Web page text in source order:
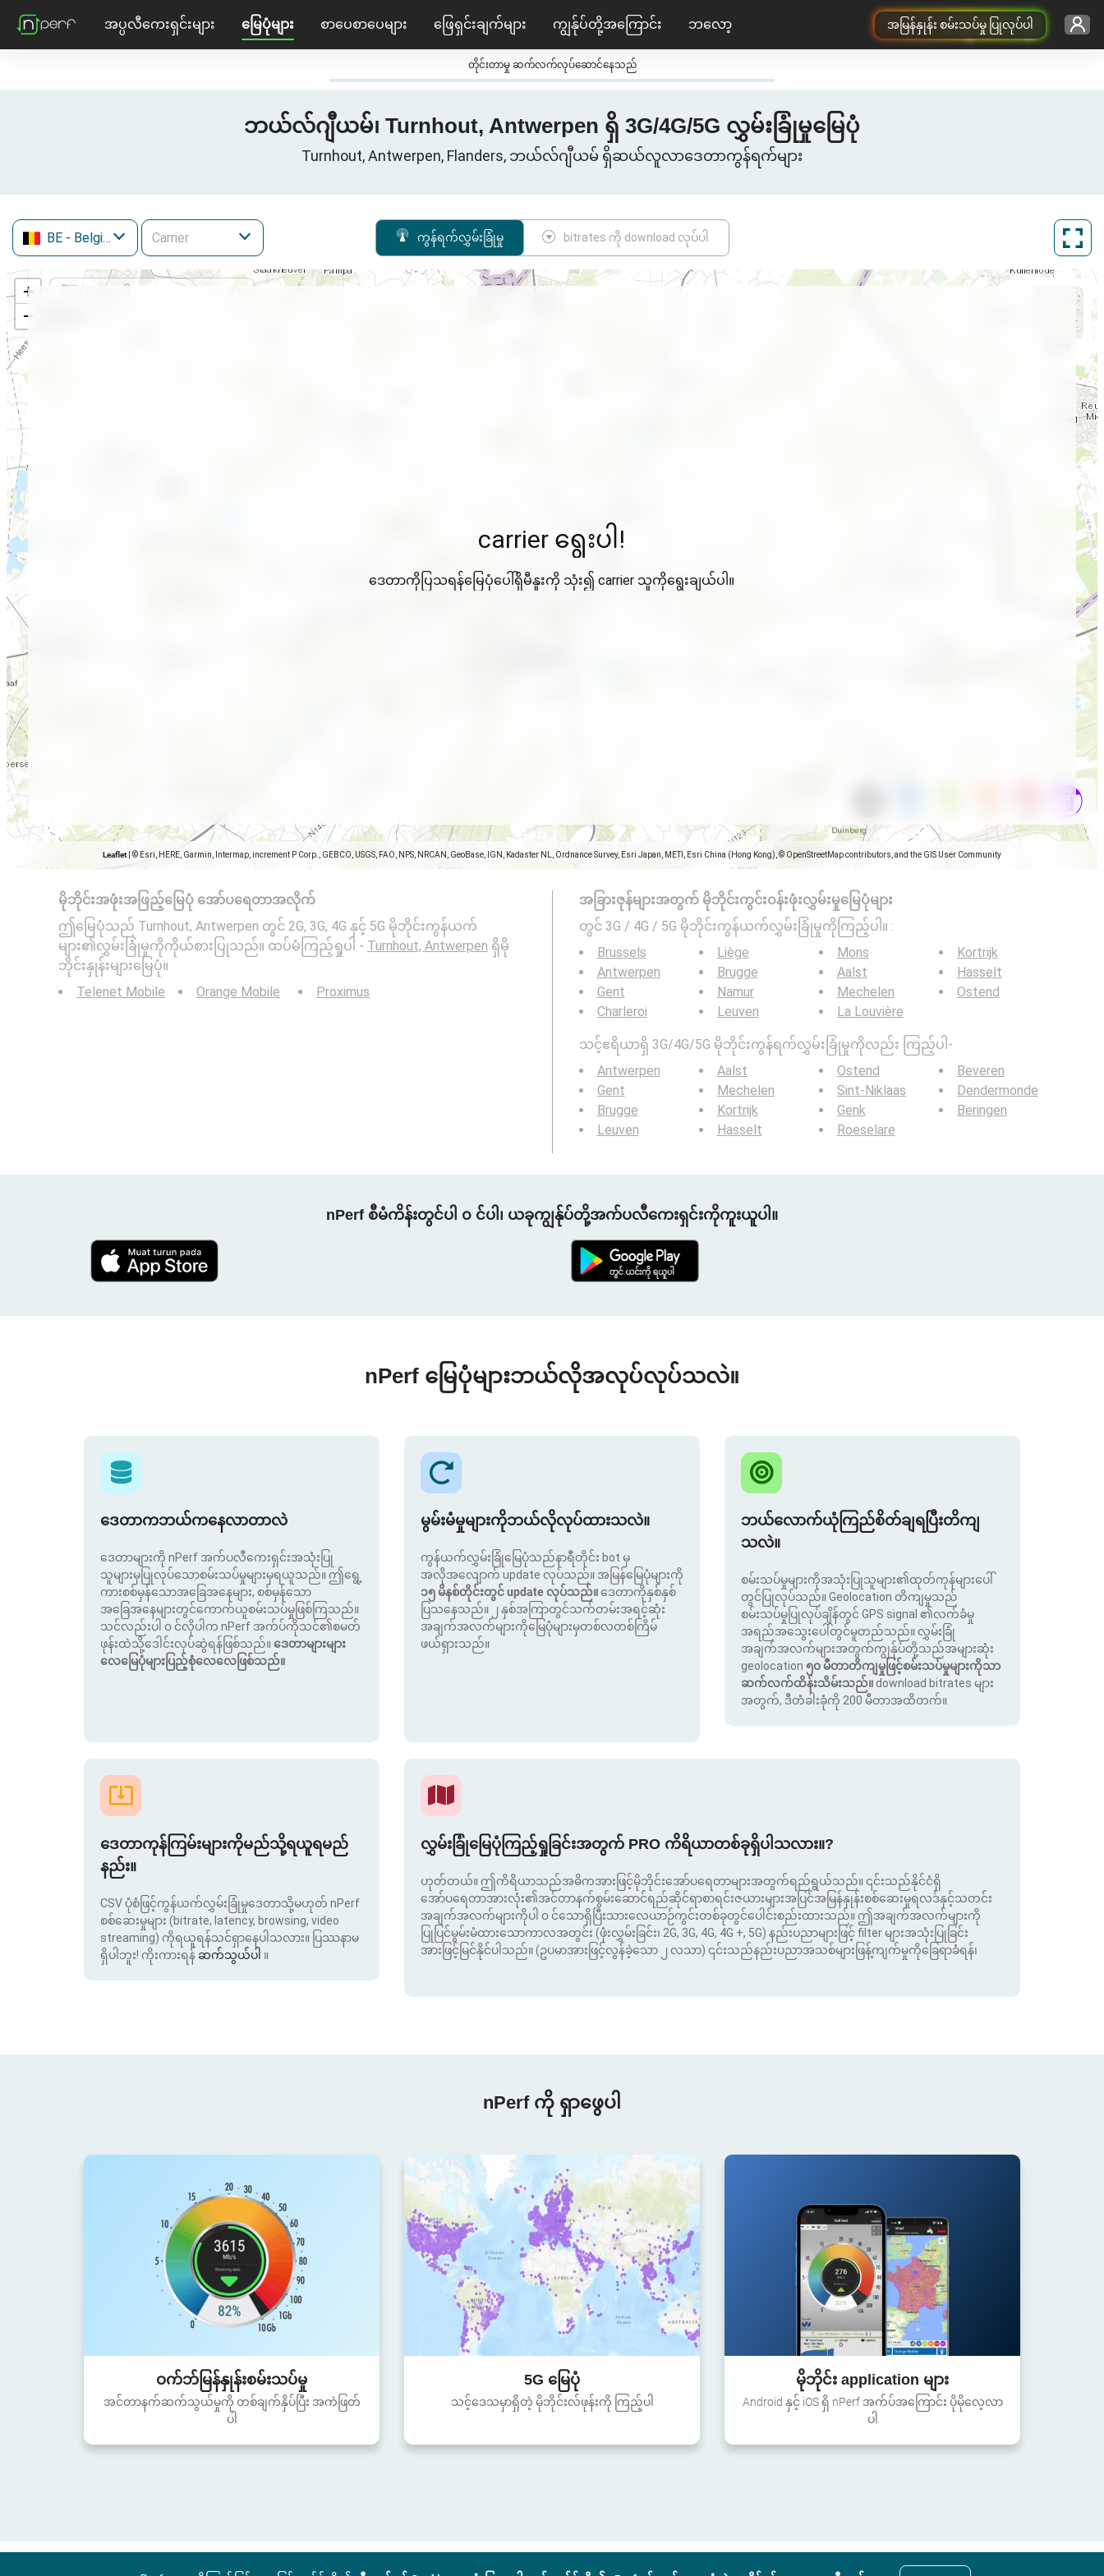
အမြန်နှုန်း စမ်းသပ်မှု ပြုလုပ်ပါ
အပ္ပလီကေးရှင်းများ မြေပုံများ စာပေစာပေများ ဖြေရှင်းချက်များ ကျွန်ုပ်တို့အကြောင်း ဘလော့
တိုင်းတာမှု ဆက်လက်လုပ်ဆောင်နေသည်
ဘယ်လ်ဂျီယမ်၊ Turnhout, Antwerpen ရှိ 3G/4G/5G လွှမ်းခြုံမှုမြေပုံ
Turnhout, Antwerpen, Flanders, ဘယ်လ်ဂျီယမ် ရှိဆယ်လူလာဒေတာကွန်ရက်များ
BE - Belgium ကွန်ရက်လွှမ်းခြုံမှု bitrates ကို download လုပ်ပါ
+
−
Leaflet © Esri, HERE, Garmin, Intermap, increment P Corp., GEBCO, USGS, FAO, NPS, NRCAN, GeoBase, IGN, Kadaster NL, Ordnance Survey, Esri Japan, METI, Esri China (Hong Kong), © OpenStreetMap contributors, and the GIS User Community
carrier ရွေးပါ!
ဒေတာကိုပြသရန်မြေပုံပေါ်ရှိမီနူးကို သုံး၍ carrier သူကိုရွေးချယ်ပါ။
မိုဘိုင်းအဖုံးအဖြည့်မြေပုံ အော်ပရေတာအလိုက်
ဤမြေပုံသည် Turnhout, Antwerpen တွင် 2G, 3G, 4G နှင့် 5G မိုဘိုင်းကွန်ယက်
များ၏လွှမ်းခြုံမှုကိုကိုယ်စားပြုသည်။ ထပ်မံကြည့်ရှုပါ - Turnhout, Antwerpen ရှိမို
ဘိုင်းနှုန်းများမြေပုံ။
Telenet Mobile
Orange Mobile Proximus
အခြားဇုန်များအတွက် မိုဘိုင်းကွင်းဝန်းဖုံးလွှမ်းမှုမြေပုံများ
တွင် 3G / 4G / 5G မိုဘိုင်းကွန်ယက်လွှမ်းခြုံမှုကိုကြည့်ပါ။ :
Brussels
Antwerpen
Gent
Charleroi
Liège
Brugge
Namur
Leuven
Mons
Aalst
Mechelen
La Louvière
Kortrijk
Hasselt
Ostend
သင့်ဧရိယာရှိ 3G/4G/5G မိုဘိုင်းကွန်ရက်လွှမ်းခြုံမှုကိုလည်း ကြည့်ပါ-
Antwerpen
Gent
Brugge
Leuven
Aalst
Mechelen
Kortrijk
Hasselt
Ostend
Sint-Niklaas
Genk
Roeselare
Beveren
Dendermonde
Beringen
nPerf စီမံကိန်းတွင်ပါ ၀ င်ပါ၊ ယခုကျွန်ုပ်တို့အက်ပလီကေးရှင်းကိုကူးယူပါ။
nPerf မြေပုံများဘယ်လိုအလုပ်လုပ်သလဲ။
ဒေတာကဘယ်ကနေလာတာလဲ
ဒေတာများကို nPerf အက်ပလီကေးရှင်းအသုံးပြု
သူများမှပြုလုပ်သောစမ်းသပ်မှုများမှရယူသည်။ ဤရွေ့
ကားစစ်မှန်သောအခြေအနေများ, စစ်မှန်သော
အခြေအနေများတွင်ကောက်ယူစမ်းသပ်မှုဖြစ်ကြသည်။
သင်လည်းပါ ၀ င်လိုပါက nPerf အက်ပ်ကိုသင်၏စမတ်
ဖုန်းထဲသို့ဒေါင်းလုပ်ဆွဲရန်ဖြစ်သည်။ဒေတာများများ
လေမြေပုံများပြည့်စုံလေလေဖြစ်သည်။
မွမ်းမံမှုများကိုဘယ်လိုလုပ်ထားသလဲ။
ကွန်ယက်လွှမ်းခြုံမြေပုံသည်နာရီတိုင်း bot မှ
အလိုအလျောက် update လုပ်သည်။ အမြန်မြေပုံများကို
၁၅ မိနစ်တိုင်းတွင် update လုပ်သည်။ဒေတာကိုနှစ်နှစ်
ပြသနေသည်။ ၂ နှစ်အကြာတွင်သက်တမ်းအရင့်ဆုံး
အချက်အလက်များကိုမြေပုံများမှတစ်လတစ်ကြိမ်
ဖယ်ရှားသည်။
ဘယ်လောက်ယုံကြည်စိတ်ချရပြီးတိကျ
သလဲ။
စမ်းသပ်မှုများကိုအသုံးပြုသူများ၏ထုတ်ကုန်များပေါ်
တွင်ပြုလုပ်သည်။ Geolocation တိကျမှုသည်
စမ်းသပ်မှုပြုလုပ်ချိန်တွင် GPS signal ၏လက်ခံမှု
အရည်အသွေးပေါ်တွင်မူတည်သည်။ လွှမ်းခြုံ
အချက်အလက်များအတွက်ကျွန်ုပ်တို့သည်အများဆုံး
geolocation ၅၀ မီတာတိကျမှုဖြင့်စမ်းသပ်မှုများကိုသာ
ဆက်လက်ထိန်းသိမ်းသည်။ download bitrates များ
အတွက်, ဒီတံခါးခုံကို 200 မီတာအထိတက်။
ဒေတာကုန်ကြမ်းများကိုမည်သို့ရယူရမည်
နည်း။
CSV ပုံစံဖြင့်ကွန်ယက်လွှမ်းခြုံမှုဒေတာသို့မဟုတ် nPerf
စစ်ဆေးမှုများ (bitrate, latency, browsing, video
streaming) ကိုရယူရန်သင်ရှာနေပါသလား။ ပြဿနာမ
ရှိပါဘူး! ကိုးကားရန်ဆက်သွယ်ပါ ။
လွှမ်းခြုံမြေပုံကြည့်ရှုခြင်းအတွက် PRO ကိရိယာတစ်ခုရှိပါသလား။?
ဟုတ်တယ်။ ဤကိရိယာသည်အဓိကအားဖြင့်မိုဘိုင်းအော်ပရေတာများအတွက်ရည်ရွယ်သည်။ ၎င်းသည်နိုင်ငံရှိ
အော်ပရေတာအားလုံး၏အင်တာနက်စွမ်းဆောင်ရည်ဆိုင်ရာစာရင်းဇယားများအပြင်အမြန်နှုန်းစစ်ဆေးမှုရလဒ်နှင့်သတင်း
အချက်အလက်များကိုပါ ၀ င်သောရှိပြီးသားလေယာဉ်ကွင်းတစ်ခုတွင်ပေါင်းစည်းထားသည်။ ဤအချက်အလက်များကို
ပြုပြင်မွမ်းမံထားသောကာလအတွင်း (ဖုံးလွှမ်းခြင်း၊ 2G, 3G, 4G, 4G +, 5G) နည်းပညာများဖြင့် filter များအသုံးပြုခြင်း
အားဖြင့်မြင်နိုင်ပါသည်။ (ဥပမာအားဖြင့်လွန်ခဲ့သော ၂ လသာ) ၎င်းသည်နည်းပညာအသစ်များဖြန့်ကျက်မှုကိုခြေရာခံရန်၊
nPerf ကို ရှာဖွေပါ
ဝက်ဘ်မြန်နှုန်းစမ်းသပ်မှု
အင်တာနက်ဆက်သွယ်မှုကို တစ်ချက်နှိပ်ပြီး အကဲဖြတ်
ပါ
5G မြေပုံ
သင့်ဒေသမှာရှိတဲ့ မိုဘိုင်းလ်ဖုန်းကို ကြည့်ပါ
မိုဘိုင်း application များ
Android နှင့် iOS ရှိ nPerf အက်ပ်အကြောင်း ပိုမိုလေ့လာ
ပါ